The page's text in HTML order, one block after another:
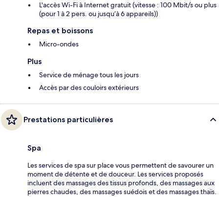
L'accès Wi-Fi à Internet gratuit (vitesse : 100 Mbit/s ou plus
(pour 1 à 2 pers. ou jusqu’à 6 appareils))
Repas et boissons
Micro-ondes
Plus
Service de ménage tous les jours
Accès par des couloirs extérieurs
Prestations particulières
Spa
Les services de spa sur place vous permettent de savourer un
moment de détente et de douceur. Les services proposés
incluent des massages des tissus profonds, des massages aux
pierres chaudes, des massages suédois et des massages thaïs.